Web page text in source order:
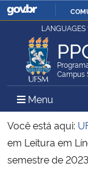
Ministério da Justiça e
Ministério da Defesa
Ministério das Relações
Ministério da Economia
LANGUAGES
Campus
Menu
Você está aqui:
em Leitura em
semestre de 2023